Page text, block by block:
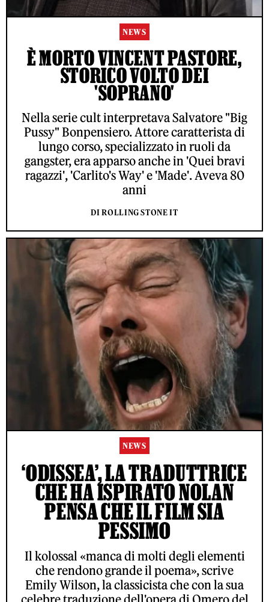
NEWS
È MORTO VINCENT PASTORE,
STORICO VOLTO DEI
'SOPRANO'
Nella serie cult interpretava Salvatore "Big
Pussy" Bonpensiero. Attore caratterista di
lungo corso, specializzato in ruoli da
gangster, era apparso anche in 'Quei bravi
ragazzi', 'Carlito's Way' e 'Made'. Aveva 80
anni
DI ROLLING STONE IT
NEWS
‘ODISSEA’, LA TRADUTTRICE
CHE HA ISPIRATO NOLAN
PENSA CHE IL FILM SIA
PESSIMO
Il kolossal «manca di molti degli elementi
che rendono grande il poema», scrive
Emily Wilson, la classicista che con la sua